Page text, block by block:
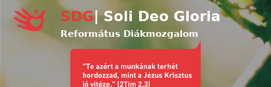
SDG| Soli Deo Gloria
Református Diákmozgalom